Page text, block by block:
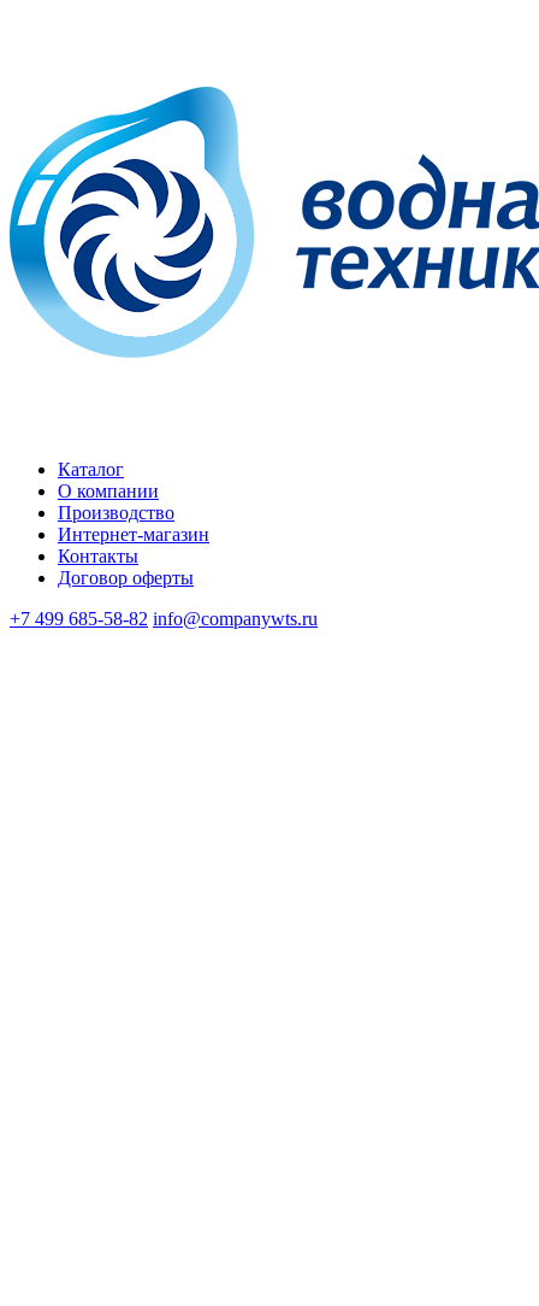
Каталог
О компании
Производство
Интернет-магазин
Контакты
Договор оферты
+7 499 685-58-82 info@companywts.ru